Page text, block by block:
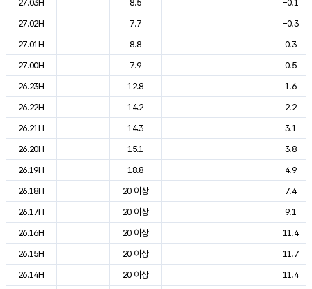
27.03H
8.5
-0.1
27.02H
7.7
-0.3
27.01H
8.8
0.3
27.00H
7.9
0.5
26.23H
12.8
1.6
26.22H
14.2
2.2
26.21H
14.3
3.1
26.20H
15.1
3.8
26.19H
18.8
4.9
26.18H
20 이상
7.4
26.17H
20 이상
9.1
26.16H
20 이상
11.4
26.15H
20 이상
11.7
26.14H
20 이상
11.4